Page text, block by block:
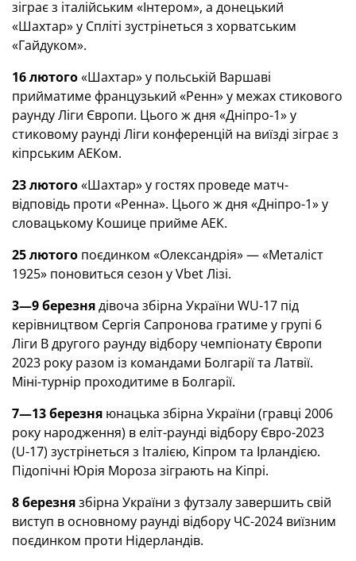
зіграє з італійським «Інтером», а донецький
«Шахтар» у Спліті зустрінеться з хорватським
«Гайдуком».
16 лютого«Шахтар» у польській Варшаві
прийматиме французький «Ренн» у межах стикового
раунду Ліги Європи. Цього ж дня «Дніпро-1» у
стиковому раунді Ліги конференцій на виїзді зіграє з
кіпрським АЕКом.
23 лютого«Шахтар» у гостях проведе матч-
відповідь проти «Ренна». Цього ж дня «Дніпро-1» у
словацькому Кошице прийме АЕК.
25 лютого поєдинком «Олександрія» — «Металіст
1925» поновиться сезон у Vbet Лізі.
3—9 березнядівоча збірна України WU-17 під
керівництвом Сергія Сапронова гратиме у групі 6
Ліги В другого раунду відбору чемпіонату Європи
2023 року разом із командами Болгарії та Латвії.
Міні-турнір проходитиме в Болгарії.
7—13 березня юнацька збірна України (гравці 2006
року народження) в еліт-раунді відбору Євро-2023
(U-17) зустрінеться з Італією, Кіпром та Ірландією.
Підопічні Юрія Мороза зіграють на Кіпрі.
8 березнязбірна України з футзалу завершить свій
виступ в основному раунді відбору ЧС-2024 виїзним
поєдинком проти Нідерландів.